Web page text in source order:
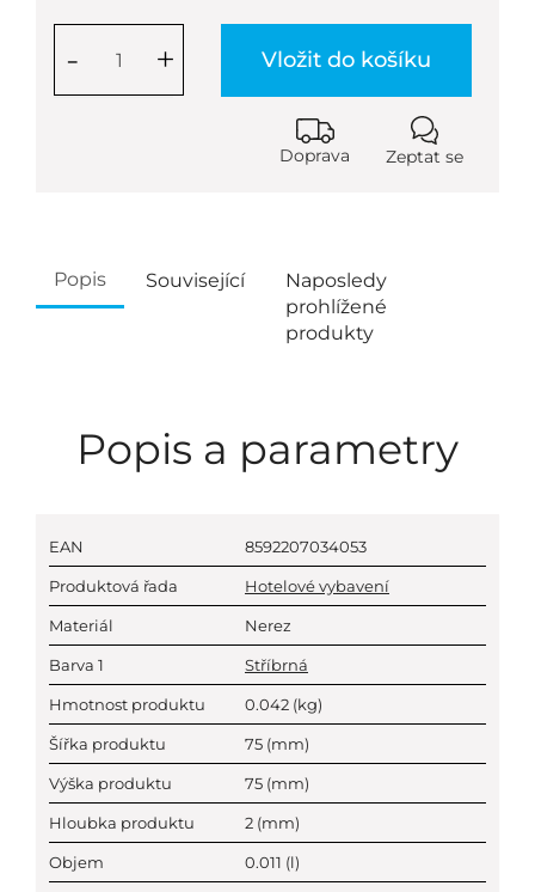
+
- Vložit do košíku
Doprava Zeptat se
Popis Související
Naposledy
prohlížené
produkty
Popis a parametry
EAN 8592207034053
Produktová řada Hotelové vybavení
Materiál Nerez
Barva 1 Stříbrná
Hmotnost produktu 0.042 (kg)
Šířka produktu 75 (mm)
Výška produktu 75 (mm)
Hloubka produktu 2 (mm)
Objem 0.011 (l)